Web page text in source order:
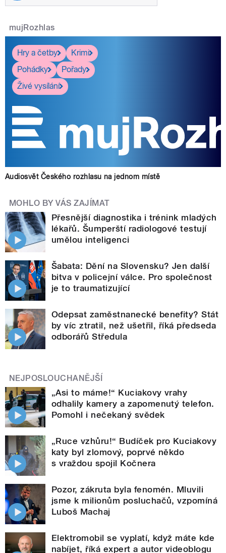
mujRozhlas
Hry a četby
Krimi
Pohádky
Pořady
Živé vysílání
Audiosvět Českého rozhlasu na jednom místě
MOHLO BY VÁS ZAJÍMAT
Přesnější diagnostika i trénink mladých
lékařů. Šumperští radiologové testují
umělou inteligenci
Šabata: Dění na Slovensku? Jen další
bitva v policejní válce. Pro společnost
je to traumatizující
Odepsat zaměstnanecké benefity? Stát
by víc ztratil, než ušetřil, říká předseda
odborářů Středula
NEJPOSLOUCHANĚJŠÍ
„Asi to máme!“ Kuciakovy vrahy
odhalily kamery a zapomenutý telefon.
Pomohl i nečekaný svědek
„Ruce vzhůru!“ Budíček pro Kuciakovy
katy byl zlomový, poprvé někdo
s vraždou spojil Kočnera
Pozor, zákruta byla fenomén. Mluvili
jsme k milionům posluchačů, vzpomíná
Luboš Machaj
Elektromobil se vyplatí, když máte kde
nabíjet, říká expert a autor videoblogu